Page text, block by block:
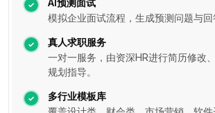
AI预测面试
模拟企业面试流程，生成预测问题与回
真人求职服务
一对一服务，由资深HR进行简历修改
规划指导。
多行业模板库